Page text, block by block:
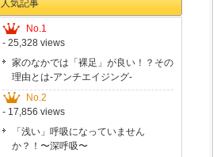
人気記事
No.1
- 25,328 views
家のなかでは「裸足」が良い！？その
理由とは-アンチエイジング-
No.2
- 17,856 views
「浅い」呼吸になっていません
か？！〜深呼吸〜